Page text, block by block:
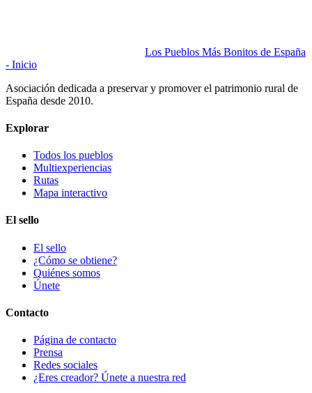
Los Pueblos Más Bonitos de España
- Inicio
Asociación dedicada a preservar y promover el patrimonio rural de
España desde 2010.
Explorar
Todos los pueblos
Multiexperiencias
Rutas
Mapa interactivo
El sello
El sello
¿Cómo se obtiene?
Quiénes somos
Únete
Contacto
Página de contacto
Prensa
Redes sociales
¿Eres creador? Únete a nuestra red